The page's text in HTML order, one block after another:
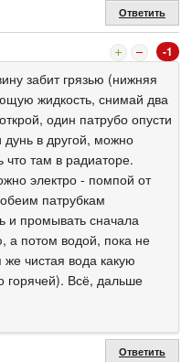
Ответить
-1
забит грязью (нижняя
жидкость, снимай два
один патрубо опусти
дунь в другой, можно
там в радиаторе.
электро - помпой от
патрубкам
и промывать сначала
а потом водой, пока не
же чистая вода какую
горячей). Всё, дальше
Ответить